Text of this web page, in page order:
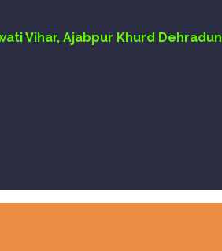
Vihar, Ajabpur Khurd